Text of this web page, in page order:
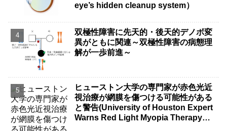
eye’s hidden cleanup system）
双極性障害に先天的・後天的デノボ変
異がともに関連～双極性障害の病態理
解が一歩前進～
ヒューストン大学の専門家が赤色光近
視治療が網膜を傷つける可能性がある
と警告(University of Houston Expert
Warns Red Light Myopia Therapy